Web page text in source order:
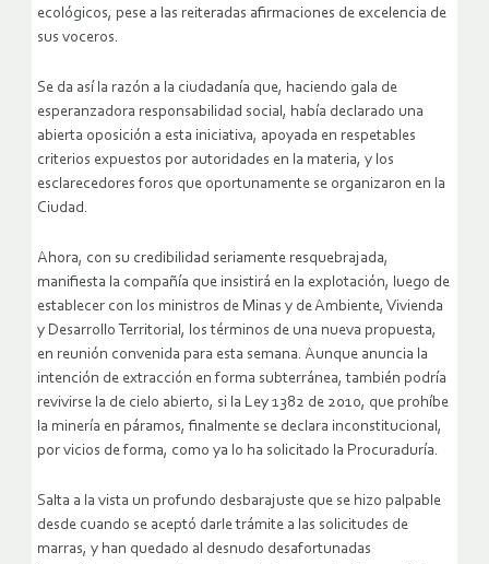
ecológicos, pese a las reiteradas afirmaciones de excelencia de
sus voceros.
Se da así la razón a la ciudadanía que, haciendo gala de
esperanzadora responsabilidad social, había declarado una
abierta oposición a esta iniciativa, apoyada en respetables
criterios expuestos por autoridades en la materia, y los
esclarecedores foros que oportunamente se organizaron en la
Ciudad.
Ahora, con su credibilidad seriamente resquebrajada,
manifiesta la compañía que insistirá en la explotación, luego de
establecer con los ministros de Minas y de Ambiente, Vivienda
y Desarrollo Territorial, los términos de una nueva propuesta,
en reunión convenida para esta semana. Aunque anuncia la
intención de extracción en forma subterránea, también podría
revivirse la de cielo abierto, si la Ley 1382 de 2010, que prohíbe
la minería en páramos, finalmente se declara inconstitucional,
por vicios de forma, como ya lo ha solicitado la Procuraduría.
Salta a la vista un profundo desbarajuste que se hizo palpable
desde cuando se aceptó darle trámite a las solicitudes de
marras, y han quedado al desnudo desafortunadas